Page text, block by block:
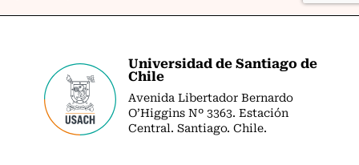
Universidad de Santiago de
Chile
Avenida Libertador Bernardo
O’Higgins Nº 3363. Estación
Central. Santiago. Chile.